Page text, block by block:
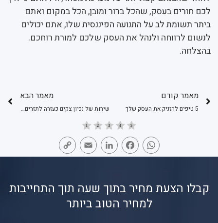
לכם חורים בעסק, שהכל ברור ומובן, הכל במקום ואתם
ביתר תשומת לב על התנועה הפיננסית שלו, אתם יכולים
לנשום לרווחה ולנהל את העסק שלכם למורת רוחכם.
בהצלחה.
מאמר קודם
5 טיפים להזניק את העסק שלך
מאמר הבא
שירות של נכיון צקים כעזרה לתזרים לעסקים בתקופת החגים
WhatsApp
Facebook
LinkedIn
Email
Link
קבלו הצעת מחיר בתוך שעה תוך התחייבות
למחיר הטוב ביותר